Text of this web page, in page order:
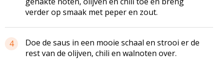
verder op smaak met peper en zout.
4
Doe de saus in een mooie schaal en strooi er de
rest van de olijven, chili en walnoten over.